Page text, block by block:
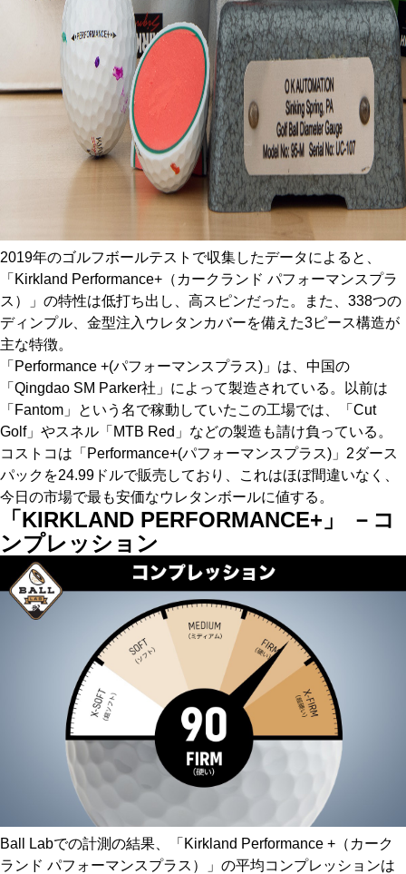
2019年のゴルフボールテストで収集したデータによると、
「Kirkland Performance+（カークランド パフォーマンスプラ
ス）」の特性は低打ち出し、高スピンだった。また、338つの
ディンプル、金型注入ウレタンカバーを備えた3ピース構造が
主な特徴。
「Performance +(パフォーマンスプラス)」は、中国の
「Qingdao SM Parker社」によって製造されている。以前は
「Fantom」という名で稼動していたこの工場では、「Cut
Golf」やスネル「MTB Red」などの製造も請け負っている。
コストコは「Performance+(パフォーマンスプラス)」2ダース
パックを24.99ドルで販売しており、これはほぼ間違いなく、
今日の市場で最も安価なウレタンボールに値する。
「KIRKLAND PERFORMANCE+」 －コ
ンプレッション
Ball Labでの計測の結果、「Kirkland Performance +（カーク
ランド パフォーマンスプラス）」の平均コンプレッションは